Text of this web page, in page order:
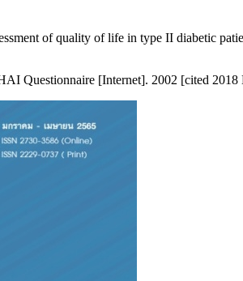
of quality of life in type II diabetic
Questionnaire [Internet]. 2002 [cited